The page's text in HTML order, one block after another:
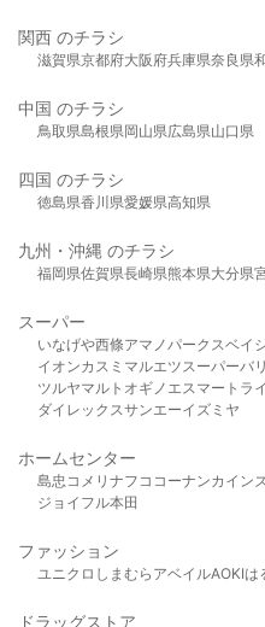
関西 のチラシ
滋賀県京都府大阪府兵庫県奈良県
中国 のチラシ
鳥取県島根県岡山県広島県山口県
四国 のチラシ
徳島県香川県愛媛県高知県
九州・沖縄 のチラシ
福岡県佐賀県長崎県熊本県大分県
スーパー
いなげや西條アマノパークスベイ
イオンカスミ マルエツスーパーバ
ツルヤマルト オギノ エスマート ラ
ダイレックスサンエーイズミヤ
ホームセンター
島忠 コメリ ナフコ コーナンカイン
ジョイフル本田
ファッション
ユニクロ しまむら アベイルAOKIは
ドラッグストア